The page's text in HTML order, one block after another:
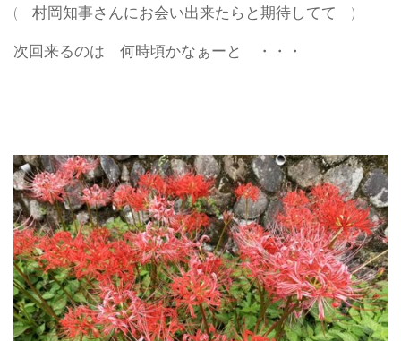
( 村岡知事さんにお会い出来たらと期待してて )
次回来るのは 何時頃かなぁーと ・・・